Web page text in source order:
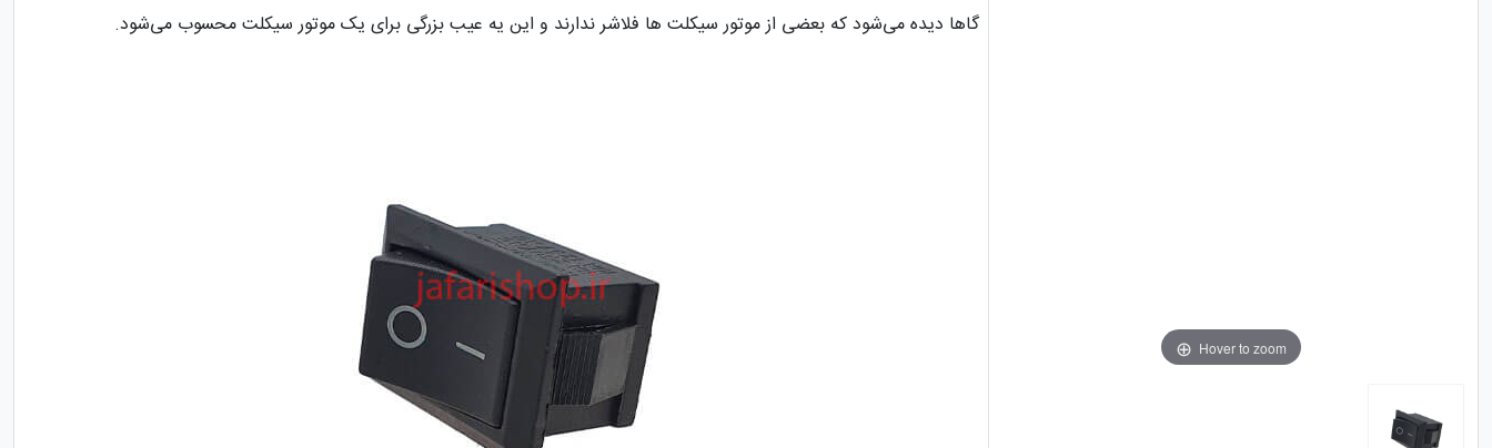
Hover to zoom
گاها دیده می‌شود که بعضی از موتور سیکلت ها فلاشر ندارند و این یه عیب بزرگی برای یک موتور سیکلت محسوب می‌شود.